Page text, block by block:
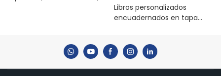
Libros personalizados
encuadernados en tapa
cubierta y bordes con
diseño estampado.